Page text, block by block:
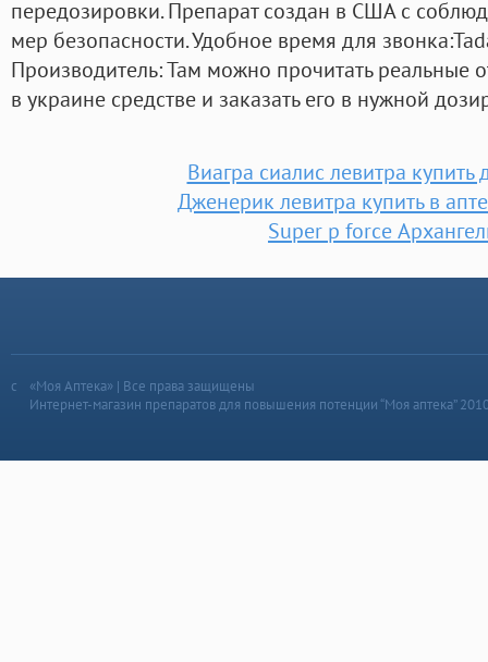
передозировки. Препарат создан в США с
мер безопасности. Удобное время для
Производитель: Там можно прочитать реальные
в украине средстве и заказать его в нужной
Виагра сиалис левитра
Дженерик левитра купить в
Super p force
«Моя Аптека» | Все права защищены
Интернет-магазин препаратов для повышения потенции “Моя аптека”